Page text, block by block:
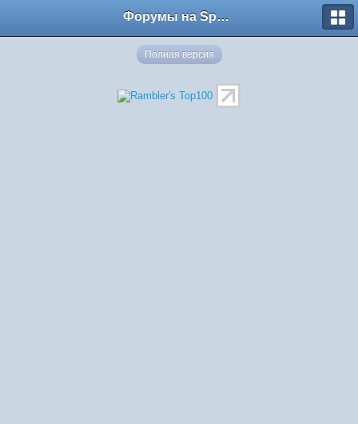
Форумы на Sportbox.ru
Полная версия